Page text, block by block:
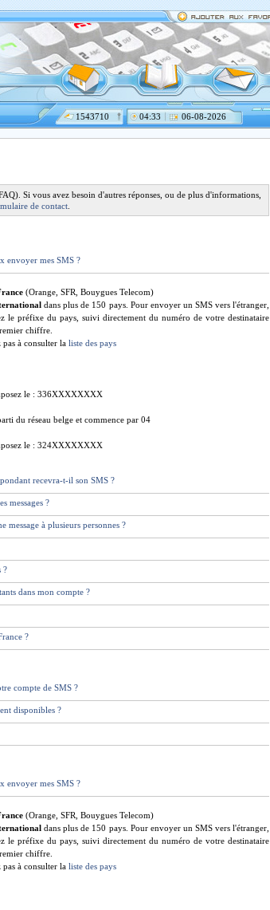
1543710 04:33 06-08-2026
Si vous avez besoin d'autres réponses, ou de plus d'informations,
de contact
envoyer mes SMS ?
(Orange, SFR, Bouygues Telecom)
dans plus de 150 pays. Pour envoyer un SMS vers l'étranger,
le préfixe du pays, suivi directement du numéro de votre destinataire
chiffre.
pas à consulter la liste des pays
le : 336XXXXXXXX
du réseau belge et commence par 04
le : 324XXXXXXXX
recevra-t-il son SMS ?
messages ?
message à plusieurs personnes ?
?
dans mon compte ?
?
compte de SMS ?
disponibles ?
envoyer mes SMS ?
(Orange, SFR, Bouygues Telecom)
dans plus de 150 pays. Pour envoyer un SMS vers l'étranger,
le préfixe du pays, suivi directement du numéro de votre destinataire
chiffre.
pas à consulter la liste des pays